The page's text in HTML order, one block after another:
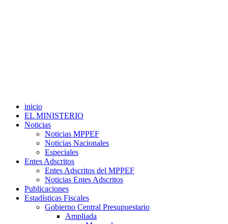
inicio
EL MINISTERIO
Noticias
Noticias MPPEF
Noticias Nacionales
Especiales
Entes Adscritos
Entes Adscritos del MPPEF
Noticias Entes Adscritos
Publicaciones
Estadísticas Fiscales
Gobierno Central Presupuestario
Ampliada